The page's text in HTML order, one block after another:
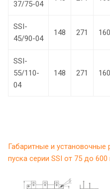
37/75-04
SSI-
45/90-04
148 271 160
SSI-
55/110-
04
148 271 160
Габаритные и установочные
пуска серии SSI от 75 до 600